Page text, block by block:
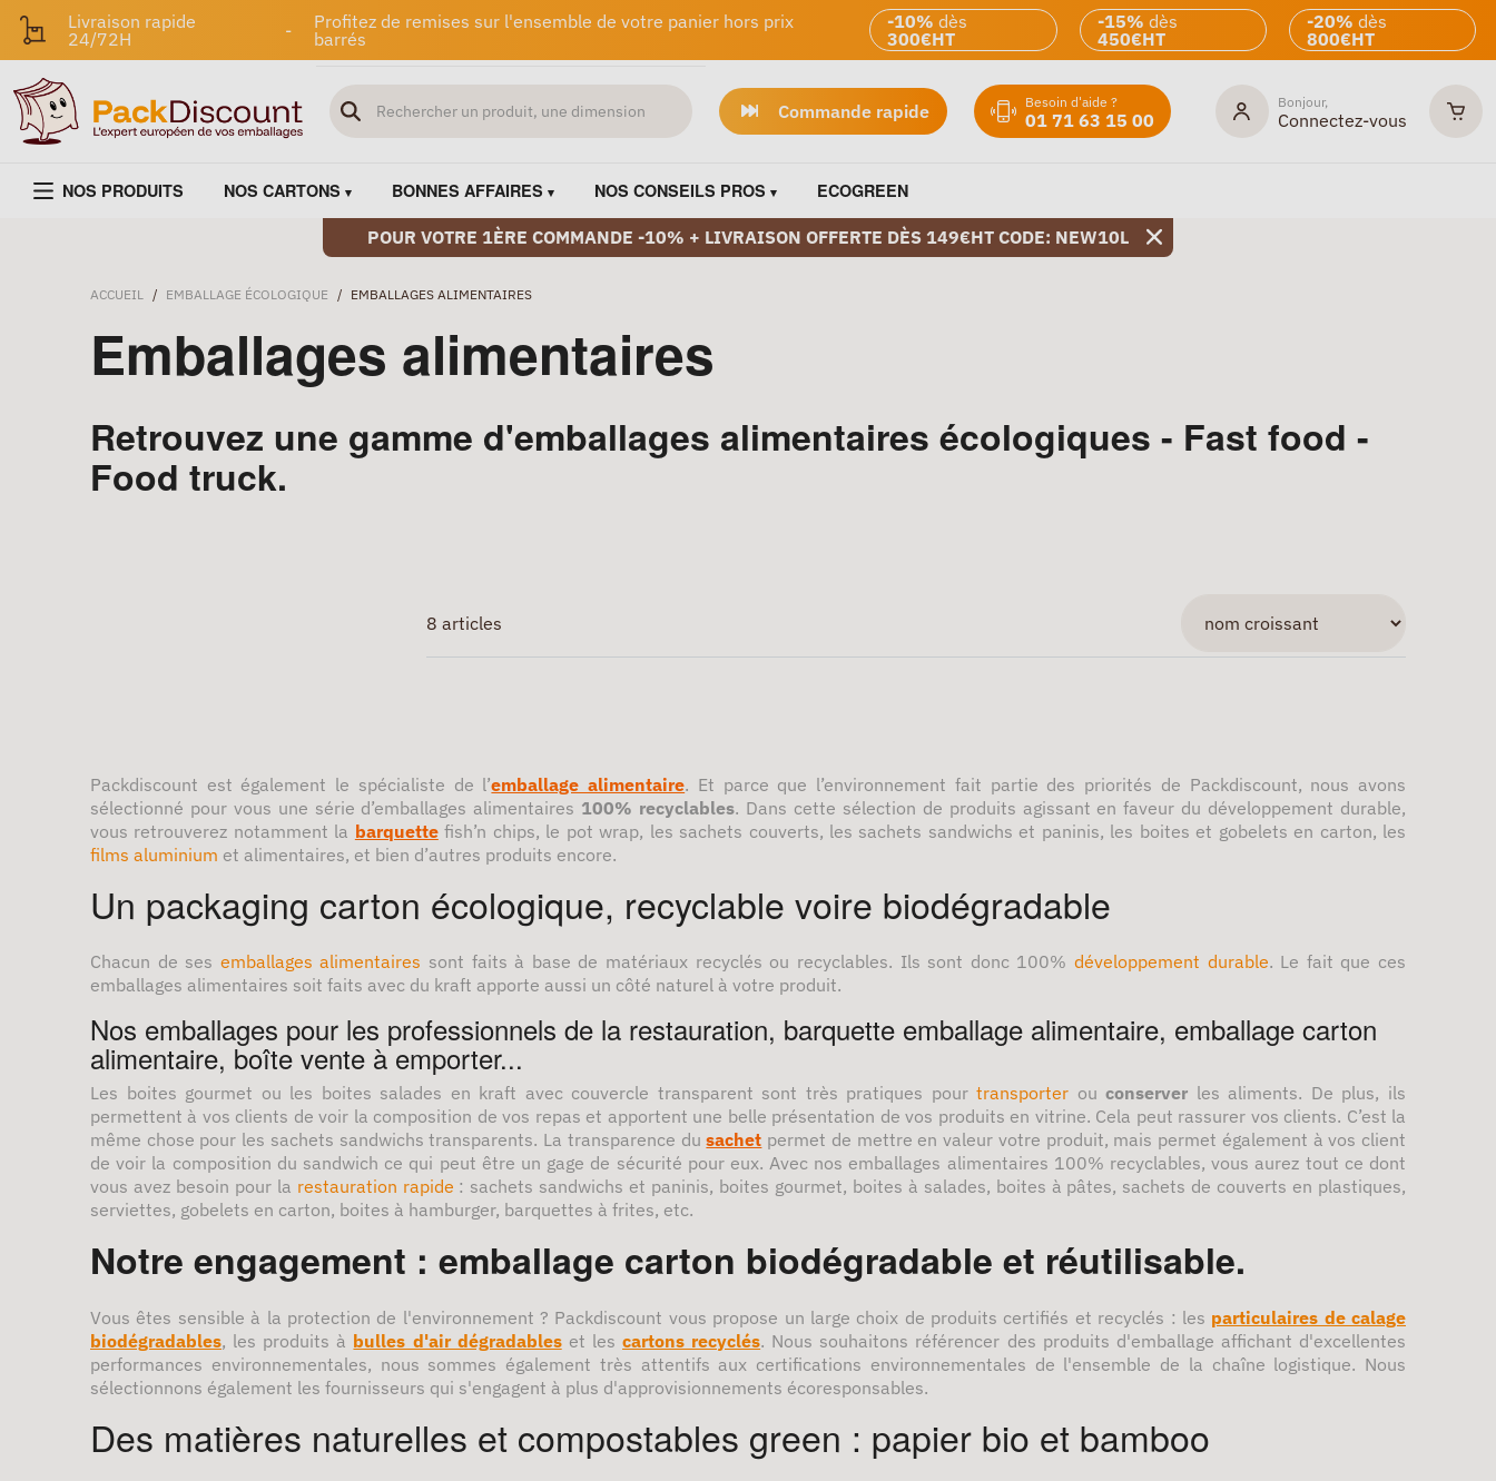
Livraison rapide
24/72H
-
Profitez de remises sur l'ensemble de votre panier hors prix
barrés
-10% dès
300€HT
-15% dès
450€HT
-20% dès
800€HT
Commande rapide Besoin d'aide ?
01 71 63 15 00
Bonjour,
Connectez-vous
NOS PRODUITS NOS CARTONS BONNES AFFAIRES NOS CONSEILS PROS ECOGREEN
POUR VOTRE 1ÈRE COMMANDE -10% + LIVRAISON OFFERTE DÈS 149€HT CODE: NEW10L
ACCUEIL / EMBALLAGE ÉCOLOGIQUE / EMBALLAGES ALIMENTAIRES
Emballages alimentaires
Retrouvez une gamme d'emballages alimentaires écologiques - Fast food -
Food truck.
8 articles
Packdiscount est également le spécialiste de l’emballage alimentaire. Et parce que l’environnement fait partie des priorités de Packdiscount, nous avons
sélectionné pour vous une série d’emballages alimentaires 100% recyclables. Dans cette sélection de produits agissant en faveur du développement durable,
vous retrouverez notamment la barquettefish’n chips, le pot wrap, les sachets couverts, les sachets sandwichs et paninis, les boites et gobelets en carton, les
films aluminium et alimentaires, et bien d’autres produits encore.
Un packaging carton écologique, recyclable voire biodégradable
Chacun de ses emballages alimentaires sont faits à base de matériaux recyclés ou recyclables. Ils sont donc 100% développement durable. Le fait que ces
emballages alimentaires soit faits avec du kraft apporte aussi un côté naturel à votre produit.
Nos emballages pour les professionnels de la restauration, barquette emballage alimentaire, emballage carton
alimentaire, boîte vente à emporter...
Les boites gourmet ou les boites salades en kraft avec couvercle transparent sont très pratiques pourtransporter ouconserver les aliments. De plus, ils
permettent à vos clients de voir la composition de vos repas et apportent une belle présentation de vos produits en vitrine. Cela peut rassurer vos clients. C’est la
même chose pour les sachets sandwichs transparents. La transparence dusachet permet de mettre en valeur votre produit, mais permet également à vos client
de voir la composition du sandwich ce qui peut être un gage de sécurité pour eux. Avec nos emballages alimentaires 100% recyclables, vous aurez tout ce dont
vous avez besoin pour la restauration rapide : sachets sandwichs et paninis, boites gourmet, boites à salades, boites à pâtes, sachets de couverts en plastiques,
serviettes, gobelets en carton, boites à hamburger, barquettes à frites, etc.
Notre engagement : emballage carton biodégradable et réutilisable.
Vous êtes sensible à la protection de l'environnement ? Packdiscount vous propose un large choix de produits certifiés et recyclés : les particulaires de calage
biodégradables, les produits à bulles d'air dégradableset lescartons recyclés. Nous souhaitons référencer des produits d'emballage affichant d'excellentes
performances environnementales, nous sommes également très attentifs aux certifications environnementales de l'ensemble de la chaîne logistique. Nous
sélectionnons également les fournisseurs qui s'engagent à plus d'approvisionnements écoresponsables.
Des matières naturelles et compostables green : papier bio et bamboo